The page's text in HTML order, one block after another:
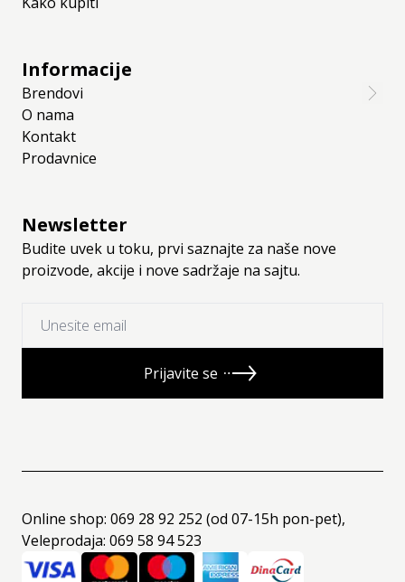
Informacije
Brendovi
O nama
Kontakt
Prodavnice
Newsletter
Budite uvek u toku, prvi saznajte za naše nove
proizvode, akcije i nove sadržaje na sajtu.
Prijavite se
Online shop: 069 28 92 252 (od 07-15h pon-pet),
Veleprodaja: 069 58 94 523